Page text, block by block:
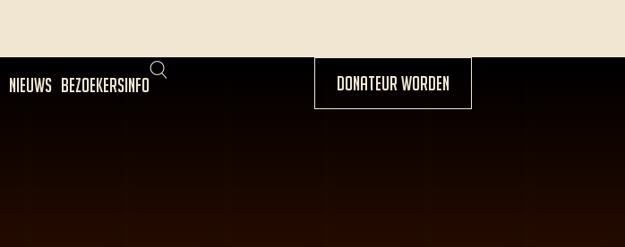
NIEUWS BEZOEKERSINFO Donateur worden